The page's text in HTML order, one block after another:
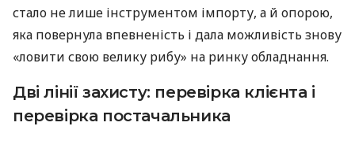
стало не лише інструментом імпорту, а й опорою,
яка повернула впевненість і дала можливість знову
«ловити свою велику рибу» на ринку обладнання.
Дві лінії захисту: перевірка клієнта і
перевірка постачальника